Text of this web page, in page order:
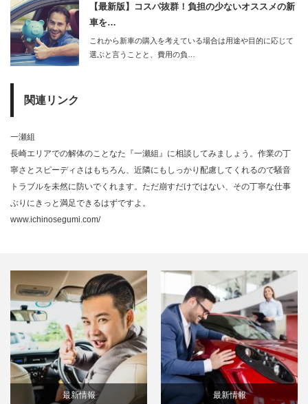
【最新版】コスパ抜群！負担の少ないオススメの新
車を…
これから新車の購入を考えている場合は用途や目的に応じて
選ぶと言うことと、費用の負…
関連リンク
一瀬組
長崎エリアでの解体のことなた『一瀬組』に相談してみましょう。作業の丁
寧さとスピーディさはもちろん、近隣にもしっかり配慮してくれるので騒音
トラブルを未然に防いでくれます。ただ崩すだけではない、その丁寧な仕事
ぶりにきっと満足できるはずですよ。
www.ichinosegumi.com/
最新情報 最新情報